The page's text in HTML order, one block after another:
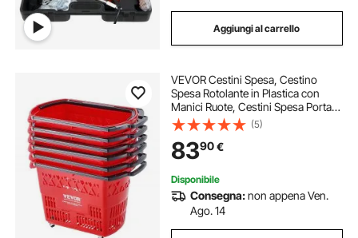
Aggiungi al carrello
VEVOR Cestini Spesa, Cestino
Spesa Rotolante in Plastica con
Manici Ruote, Cestini Spesa Portatili
Grandi per Supermercati, Negozi al
Dettaglio, Fare la Spesa, 6 Pezzi,
Carrelli Spesa 39 Litri
(5)
8390€
Disponibile
Consegna:non appena Ven.
Ago. 14